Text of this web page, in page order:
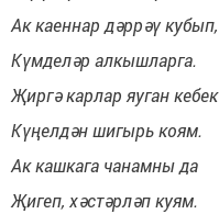
Ак каеннар дәррәү кубып,
Күмделәр алкышларга.
Җиргә карлар яуган кебек
Күңелдән шигырь коям.
Ак кашкага чанамны да
Җигеп, хәстәрләп куям.